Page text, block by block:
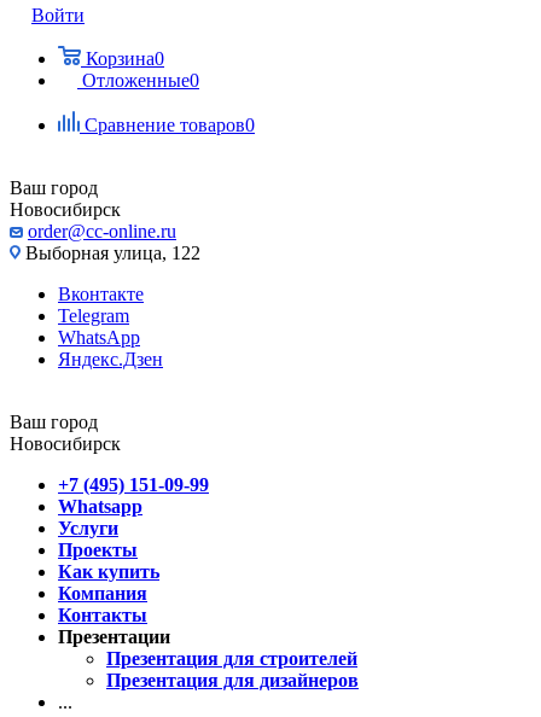
Войти
Корзина0
Отложенные0
Сравнение товаров0
Ваш город
Новосибирск
order@cc-online.ru
Выборная улица, 122
Вконтакте
Telegram
WhatsApp
Яндекс.Дзен
Ваш город
Новосибирск
+7 (495) 151-09-99
Whatsapp
Услуги
Проекты
Как купить
Компания
Контакты
Презентации
Презентация для строителей
Презентация для дизайнеров
...